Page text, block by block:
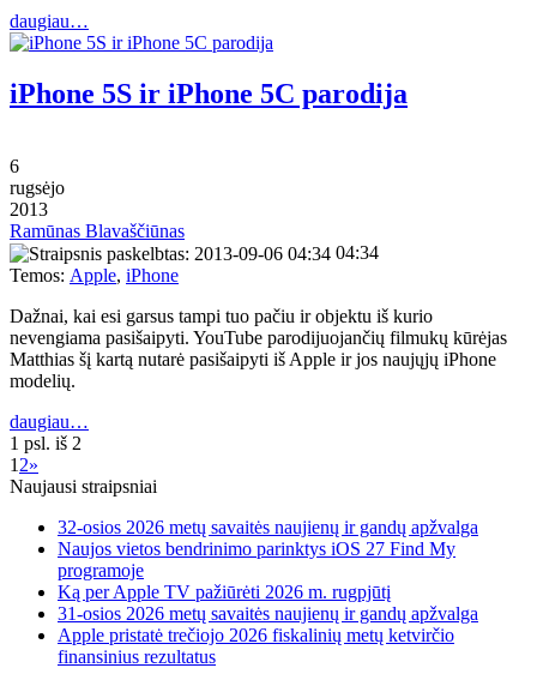
daugiau…
iPhone 5S ir iPhone 5C parodija
6
rugsėjo
2013
Ramūnas Blavaščiūnas
04:34
Temos: Apple, iPhone
Dažnai, kai esi garsus tampi tuo pačiu ir objektu iš kurio
nevengiama pasišaipyti. YouTube parodijuojančių filmukų kūrėjas
Matthias šį kartą nutarė pasišaipyti iš Apple ir jos naujųjų iPhone
modelių.
daugiau…
1 psl. iš 2
1 2»
Naujausi straipsniai
32-osios 2026 metų savaitės naujienų ir gandų apžvalga
Naujos vietos bendrinimo parinktys iOS 27 Find My
programoje
Ką per Apple TV pažiūrėti 2026 m. rugpjūtį
31-osios 2026 metų savaitės naujienų ir gandų apžvalga
Apple pristatė trečiojo 2026 fiskalinių metų ketvirčio
finansinius rezultatus